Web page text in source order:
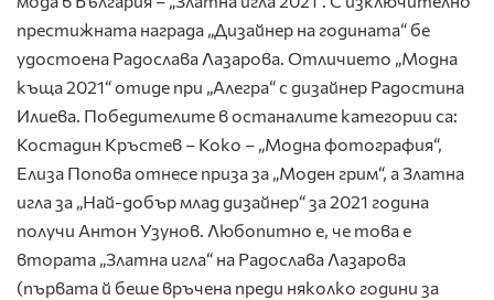
престижната награда „Дизайнер на годината“ бе
удостоена Радослава Лазарова. Отличието „Модна
къща 2021“ отиде при „Алегра“ с дизайнер Радостина
Илиева. Победителите в останалите категории са:
Костадин Кръстев – Коко – „Модна фотография“,
Елиза Попова отнесе приза за „Моден грим“, а Златна
игла за „Най-добър млад дизайнер“ за 2021 година
получи Антон Узунов. Любопитно е, че това е
втората „Златна игла“ на Радослава Лазарова
(първата й беше връчена преди няколко години за